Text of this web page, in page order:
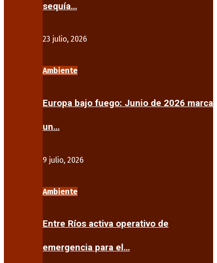
sequía…
23 julio, 2026
Ambiente
Europa bajo fuego: Junio de 2026 marca
un…
9 julio, 2026
Ambiente
Entre Ríos activa operativo de
emergencia para el…